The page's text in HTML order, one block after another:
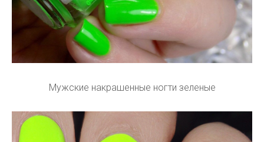
Мужские накрашенные ногти зеленые